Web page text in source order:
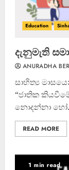
Education
දැනුමැති
ANURADHA
සාහිත්‍ය
“ජාතික
නොදන්නා
READ MORE
1 min read